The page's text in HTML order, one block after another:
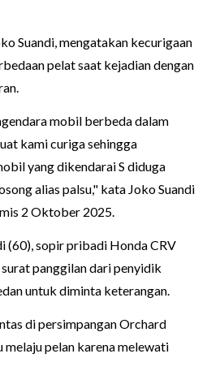
Suandi, mengatakan kecurigaan
pelat saat kejadian dengan
mobil berbeda dalam
kami curiga sehingga
yang dikendarai S diduga
alias palsu," kata Joko Suandi
2 Oktober 2025.
(60), sopir pribadi Honda CRV
panggilan dari penyidik
untuk diminta keterangan.
di persimpangan Orchard
melaju pelan karena melewati